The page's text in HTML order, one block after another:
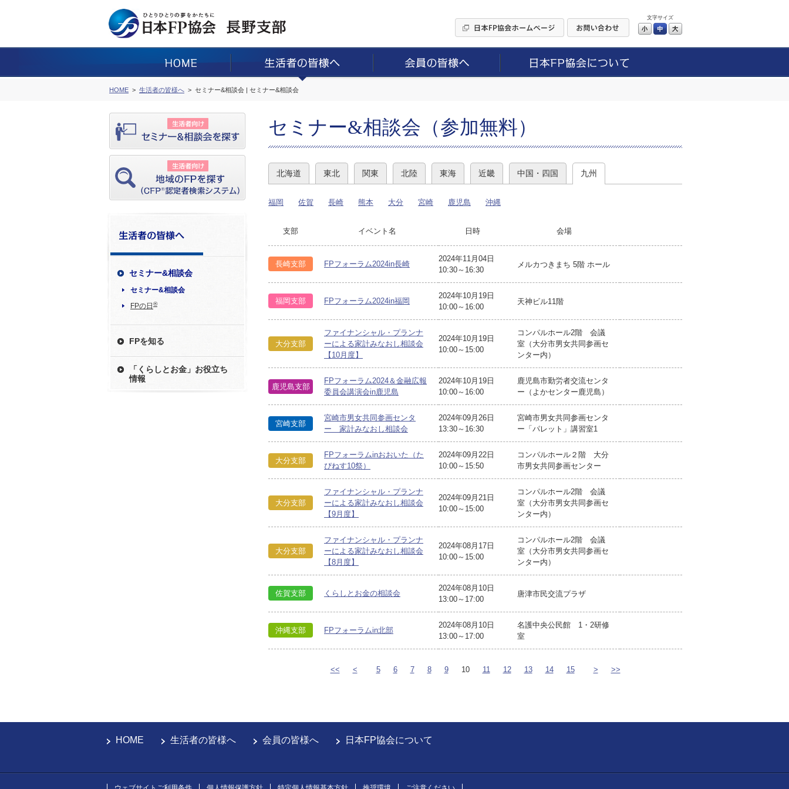
文字サイズ
小 中
HOME 生活者の皆様へ セミナー&相談会 | セミナー&相談会
セミナー&相談会
セミナー&相談会
FPの日 ®
FPを知る
「くらしとお金」お役立ち
情報
セミナー&相談会（参加無料）
北海道 東北 関東 北陸 東海 近畿 中国・四国 九州
福岡 佐賀 長崎 熊本 大分 宮崎 鹿児島 沖縄
支部 イベント名 日時 会場
長崎支部 FPフォーラム2024in長崎
2024年11月04日
10:30～16:30
メルカつきまち 5階 ホール
福岡支部 FPフォーラム2024in福岡
2024年10月19日
10:00～16:00
天神ビル11階
大分支部
ファイナンシャル・プランナ
ーによる家計みなおし相談会
【10月度】
2024年10月19日
10:00～15:00
コンパルホール2階 会議
室（大分市男女共同参画セ
ンター内）
鹿児島支部
FPフォーラム2024＆金融広報
委員会講演会in鹿児島
2024年10月19日
10:00～16:00
鹿児島市勤労者交流センタ
ー（よかセンター鹿児島）
宮崎支部
宮崎市男女共同参画センタ
ー 家計みなおし相談会
2024年09月26日
13:30～16:30
宮崎市男女共同参画センタ
ー「パレット」講習室1
大分支部
FPフォーラムinおおいた（た
ぴねす10祭）
2024年09月22日
10:00～15:50
コンパルホール２階 大分
市男女共同参画センター
大分支部
ファイナンシャル・プランナ
ーによる家計みなおし相談会
【9月度】
2024年09月21日
10:00～15:00
コンパルホール2階 会議
室（大分市男女共同参画セ
ンター内）
大分支部
ファイナンシャル・プランナ
ーによる家計みなおし相談会
【8月度】
2024年08月17日
10:00～15:00
コンパルホール2階 会議
室（大分市男女共同参画セ
ンター内）
佐賀支部 くらしとお金の相談会
2024年08月10日
13:00～17:00
唐津市民交流プラザ
沖縄支部 FPフォーラムin北部
2024年08月10日
13:00～17:00
名護中央公民館 1・2研修
室
<< < 5 6 7 8 9 10 11 12 13 14 15 > >>
HOME 生活者の皆様へ 会員の皆様へ 日本FP協会について